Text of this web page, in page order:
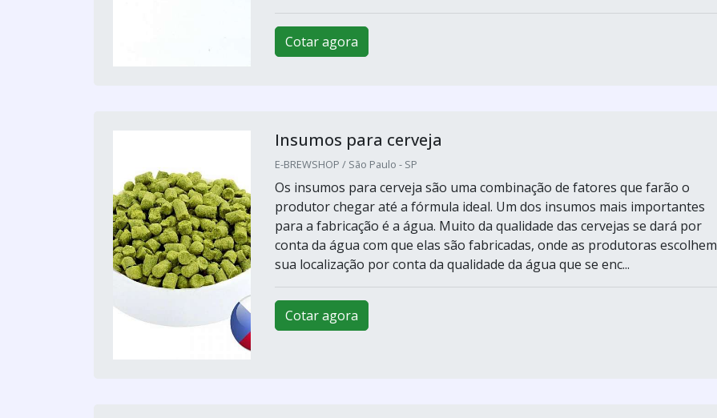
Cotar agora
Insumos para cerveja
E-BREWSHOP / São Paulo - SP
Os insumos para cerveja são uma combinação de fatores que farão o
produtor chegar até a fórmula ideal. Um dos insumos mais importantes
para a fabricação é a água. Muito da qualidade das cervejas se dará por
conta da água com que elas são fabricadas, onde as produtoras escolhem
sua localização por conta da qualidade da água que se enc...
Cotar agora